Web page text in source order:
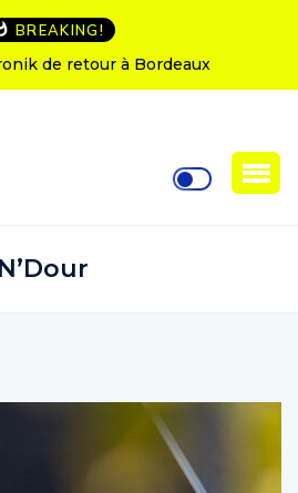
BREAKING!
retour à Bordeaux